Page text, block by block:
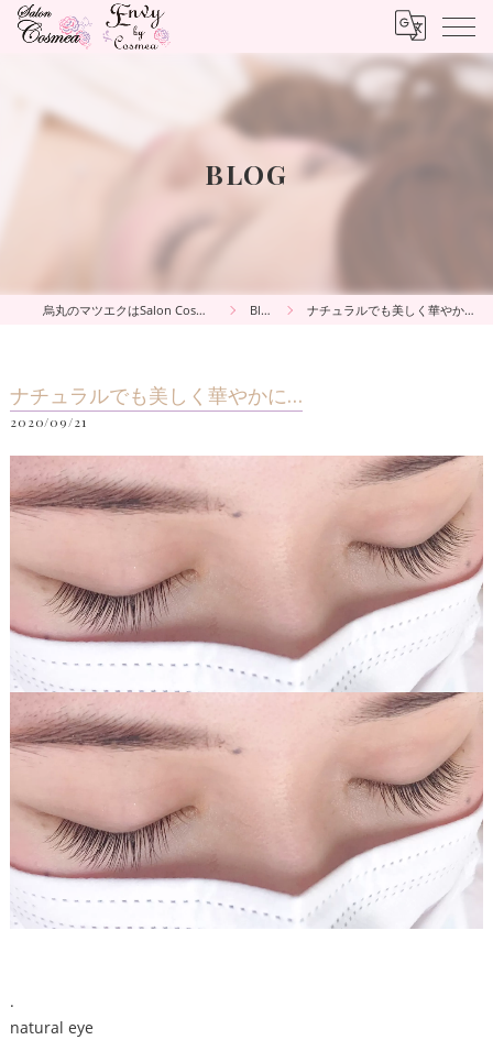
BLOG
烏丸のマツエクはSalon Cosmea Blog ナチュラルでも美しく華やかに…
ナチュラルでも美しく華やかに…
2020/09/21
.
natural eye